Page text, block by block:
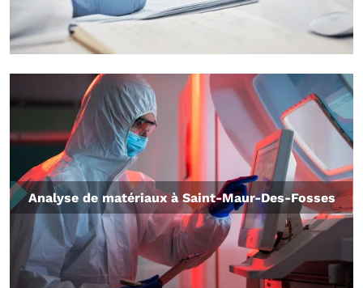
Analyse de matériaux à Saint-Maur-Des-Fosses